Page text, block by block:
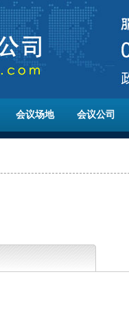
会议场地 会议公司